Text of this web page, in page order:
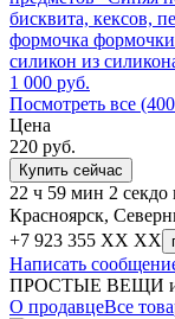
бисквита, кексов,
формочка формочки
силикон из
1 000 руб.
Посмотреть все
Цена
220 руб.
Купить сейчас
22 ч 59 мин 2 секдо
Красноярск,
+7 923 355 XX XX
Написать
ПРОСТЫЕ ВЕЩИ
О продавцеВсе